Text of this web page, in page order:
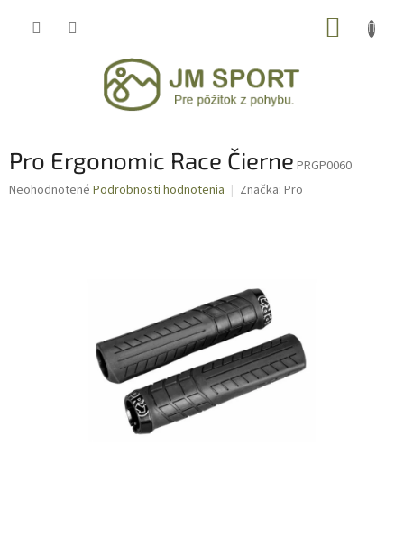
Pro Ergonomic Race Čierne PRGP0060
Priemerné
Neohodnotené Podrobnosti hodnotenia Značka: Pro